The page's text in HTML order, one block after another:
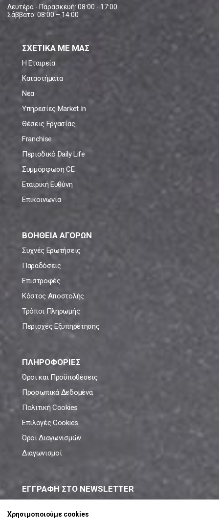
Δευτέρα - Παρασκευή: 08:00 - 17:00
Σάββατο: 08:00 – 14:00
ΣΧΕΤΙΚΑ ΜΕ ΜΑΣ
Η Εταιρεία
Καταστήματα
Νέα
Υπηρεσίες Market In
Θέσεις Εργασίας
Franchise
Περιοδικό Daily Life
Συμμόρφωση CE
Εταιρική Ευθύνη
Επικοινωνία
ΒΟΗΘΕΙΑ ΑΓΟΡΩΝ
Συχνές Ερωτήσεις
Παραδόσεις
Επιστροφές
Κόστος Αποστολής
Τρόποι Πληρωμής
Περιοχές Εξυπηρέτησης
ΠΛΗΡΟΦΟΡΙΕΣ
Όροι και Προϋποθέσεις
Προσωπικά Δεδομένα
Πολιτική Cookies
Επιλογές Cookies
Όροι Διαγωνισμών
Διαγωνισμοί
ΕΓΓΡΑΦΗ ΣΤΟ NEWSLETTER
Χρησιμοποιούμε cookies